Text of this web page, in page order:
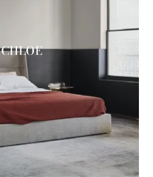
CHLOE